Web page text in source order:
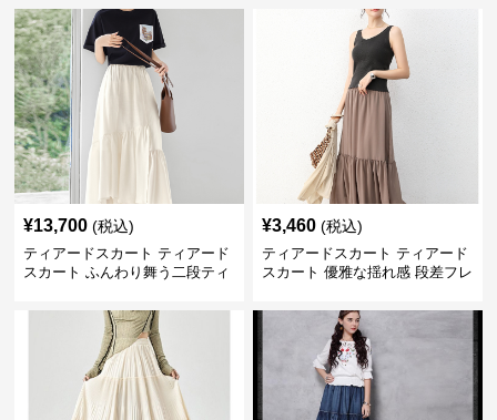
¥13,700 (税込)
ティアードスカート ティアード
スカート ふんわり舞う二段ティ
¥3,460 (税込)
ティアードスカート ティアード
スカート 優雅な揺れ感 段差フレ